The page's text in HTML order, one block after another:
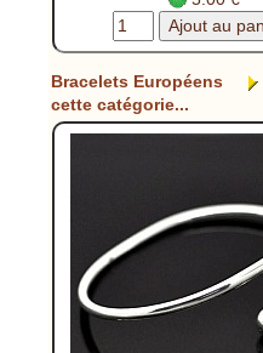
Bracelets Européens
cette catégorie...